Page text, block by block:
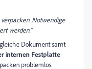
Notwendige
werden.“
Dokument samt
internen Festplatte
problemlos